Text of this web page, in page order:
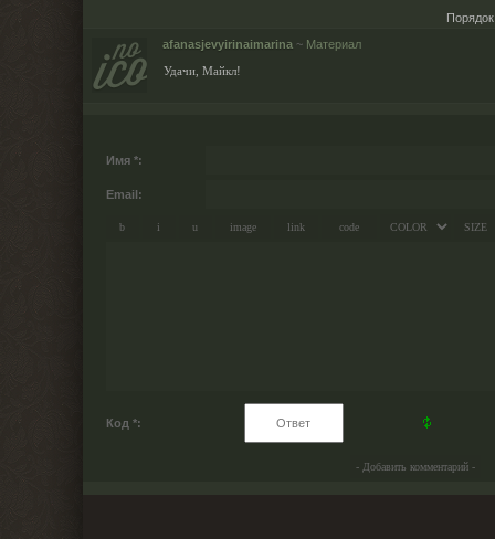
afanasjevyirinaimarina ~ Материал
Удачи, Майкл!
Имя *:
Email:
Код *: